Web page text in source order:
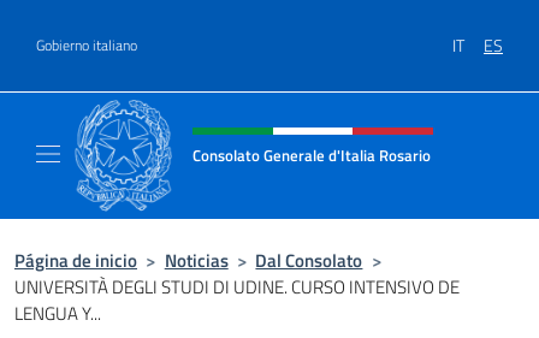
Gobierno italiano IT ES
Encabezado del sitio web,
Consolato Generale d'Italia Rosario
Página de inicio > Noticias > Dal Consolato >
UNIVERSITÀ DEGLI STUDI DI UDINE. CURSO INTENSIVO DE
LENGUA Y...